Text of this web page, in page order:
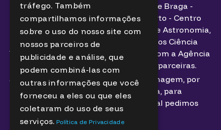
Espaço, Planetário - Casa da Ciência de Braga -
Centro Ciência Viva, Planetário do Porto - Centro
Ciência Viva, Sociedade Portuguesa de Astronomia,
em colaboração com a Rede de Centros Ciência
Viva, o projeto ESERO (uma parceria com a Agência
Espacial Europeia) e outras entidades parceiras.
Se não autorizar a captação da sua imagem, por
favor informe um elemento da equipa, para
receber um badge identificativo, o qual pedimos
que utilize de forma visível.
tráfego. Também
compartilhamos informações
sobre o uso do nosso site com
nossos parceiros de
publicidade e análise, que
podem combiná-las com
outras informações que você
forneceu a eles ou que eles
coletaram do uso de seus
serviços. Política de Privacidade